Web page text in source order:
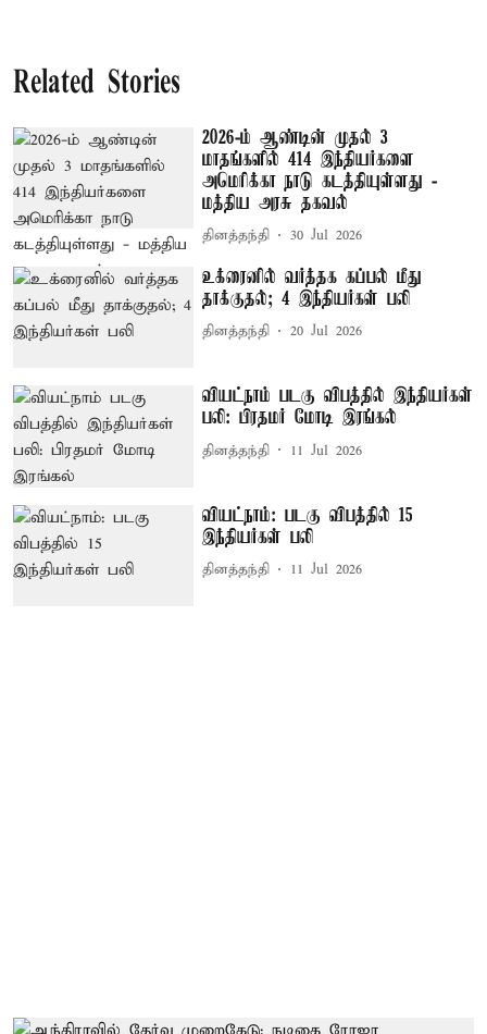
Related Stories
2026-ம் ஆண்டின் முதல் 3
மாதங்களில் 414 இந்தியர்களை
அமெரிக்கா நாடு கடத்தியுள்ளது -
மத்திய அரசு தகவல்
தினத்தந்தி 30 Jul 2026
உக்ரைனில் வர்த்தக கப்பல் மீது
தாக்குதல்; 4 இந்தியர்கள் பலி
தினத்தந்தி 20 Jul 2026
வியட்நாம் படகு விபத்தில் இந்தியர்கள்
பலி: பிரதமர் மோடி இரங்கல்
தினத்தந்தி 11 Jul 2026
வியட்நாம்: படகு விபத்தில் 15
இந்தியர்கள் பலி
தினத்தந்தி 11 Jul 2026